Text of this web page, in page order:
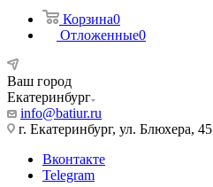
Корзина0
Отложенные0
Ваш город
Екатеринбург
info@batiur.ru
г. Екатеринбург, ул. Блюхера, 45
Вконтакте
Telegram